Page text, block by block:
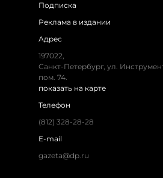
Подписка
Реклама в издании
Адрес
197022,
Санкт-Петербург, ул.
пом. 74.
показать на карте
Телефон
(812) 328-28-28
E-mail
gazeta@dp.ru